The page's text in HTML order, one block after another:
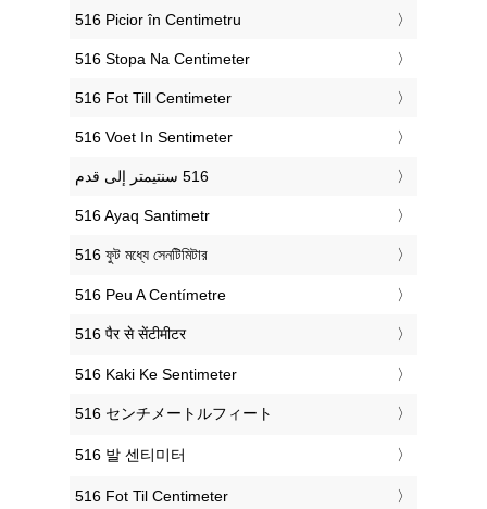
‎516 Picior în Centimetru
‎516 Stopa Na Centimeter
‎516 Fot Till Centimeter
‎516 Voet In Sentimeter
‎516 Ayaq Santimetr
‎516 ফুট মধ্যে সেনটিমিটার
‎516 Peu A Centímetre
‎516 पैर से सेंटीमीटर
‎516 Kaki Ke Sentimeter
‎516 センチメートルフィート
‎516 발 센티미터
‎516 Fot Til Centimeter